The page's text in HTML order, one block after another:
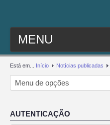
MENU
PESQ. MEMBROS
ESTATUTO
CONTACTOS
Está em... Início Notícias publicadas
AUTENTICAÇÃO